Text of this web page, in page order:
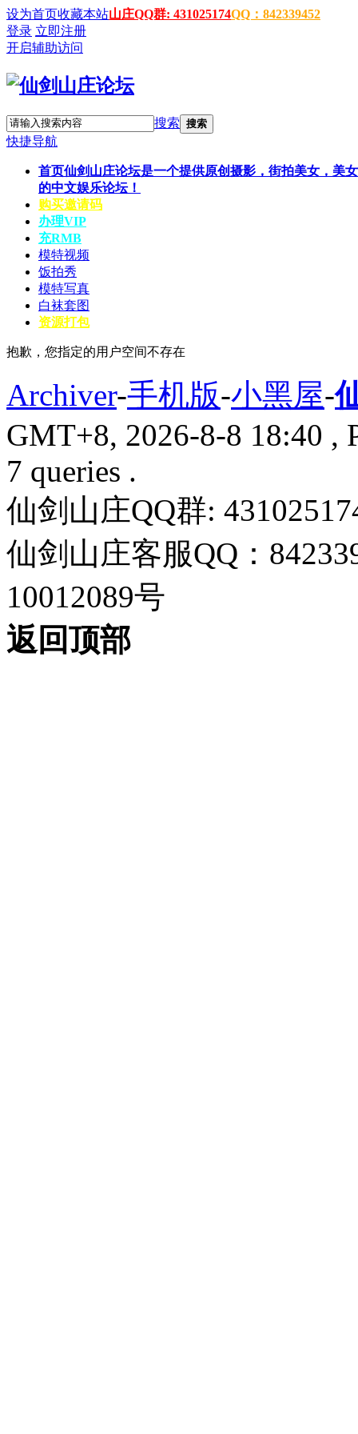
设为首页收藏本站山庄QQ群: 431025174QQ：842339452
登录 立即注册
开启辅助访问
搜索 搜索
快捷导航
首页仙剑山庄论坛是一个提供原创摄影，街拍美女，美
的中文娱乐论坛！
购买邀请码
办理VIP
充RMB
模特视频
饭拍秀
模特写真
白袜套图
资源打包
抱歉，您指定的用户空间不存在
Archiver-手机版-小黑屋-
GMT+8, 2026-8-8 18:40 ,
7 queries .
仙剑山庄QQ群:
仙剑山庄客服QQ：
10012089号
返回顶部